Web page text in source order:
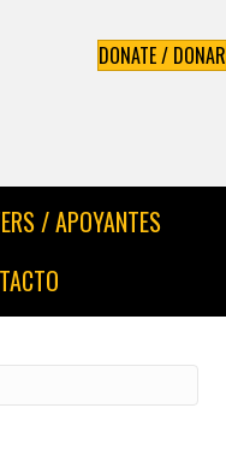
DONATE / DONAR
/ APOYANTES